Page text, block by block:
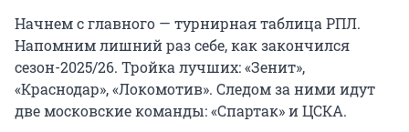
Начнем с главного — турнирная таблица РПЛ.
Напомним лишний раз себе, как закончился
сезон-2025/26. Тройка лучших: «Зенит»,
«Краснодар», «Локомотив». Следом за ними идут
две московские команды: «Спартак» и ЦСКА.